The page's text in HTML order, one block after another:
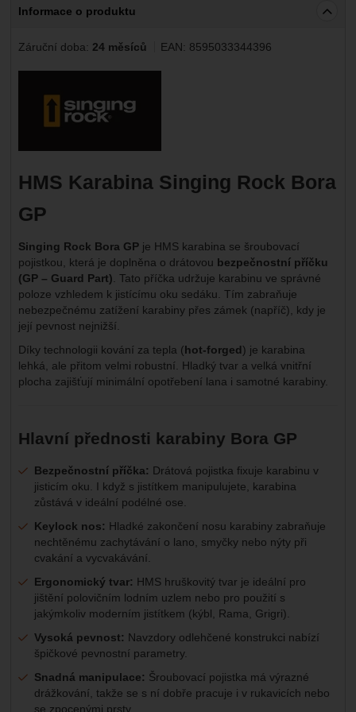
Informace o produktu
Záruční doba: 24 měsíců EAN: 8595033344396
HMS Karabina Singing Rock Bora
GP
Singing Rock Bora GPje HMS karabina se šroubovací
pojistkou, která je doplněna o drátovou bezpečnostní příčku
(GP – Guard Part) . Tato příčka udržuje karabinu ve správné
poloze vzhledem k jistícímu oku sedáku. Tím zabraňuje
nebezpečnému zatížení karabiny přes zámek (napříč), kdy je
její pevnost nejnižší.
Díky technologii kování za tepla (hot-forged) je karabina
lehká, ale přitom velmi robustní. Hladký tvar a velká vnitřní
plocha zajišťují minimální opotřebení lana i samotné karabiny.
Hlavní přednosti karabiny Bora GP
Bezpečnostní příčka: Drátová pojistka fixuje karabinu v
jisticím oku. I když s jistítkem manipulujete, karabina
zůstává v ideální podélné ose.
Keylock nos: Hladké zakončení nosu karabiny zabraňuje
nechtěnému zachytávání o lano, smyčky nebo nýty při
cvakání a vycvakávání.
Ergonomický tvar: HMS hruškovitý tvar je ideální pro
jištění polovičním lodním uzlem nebo pro použití s
jakýmkoliv moderním jistítkem (kýbl, Rama, Grigri).
Vysoká pevnost: Navzdory odlehčené konstrukci nabízí
špičkové pevnostní parametry.
Snadná manipulace: Šroubovací pojistka má výrazné
drážkování, takže se s ní dobře pracuje i v rukavicích nebo
se zpocenými prsty.